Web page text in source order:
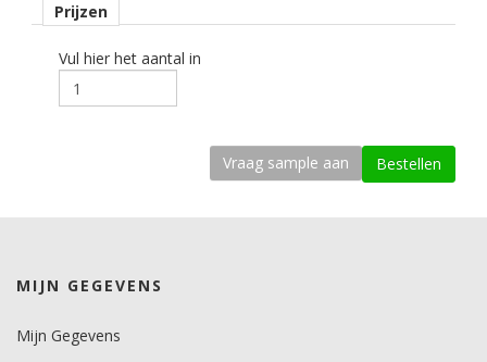
per losse strekkende meter.
Materiaaltype
vlak, licht gebogen.
Dikte
Prijzen
Vul hier het aantal in
MIJN GEGEVENS
Mijn Gegevens